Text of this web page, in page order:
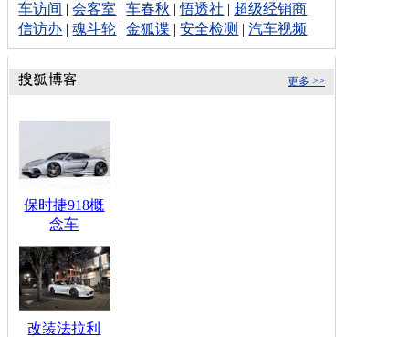
车访间 |会客室 |车春秋 |悟透社 | 超级经销商
信访办 |魂斗轮 |金狐谍 |安全检测 |汽车视频
更多 >>
保时捷918概
念车
改装法拉利